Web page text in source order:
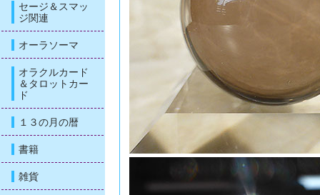
セージ＆スマッ
ジ関連
オーラソーマ
オラクルカード
＆タロットカー
ド
１３の月の暦
書籍
雑貨